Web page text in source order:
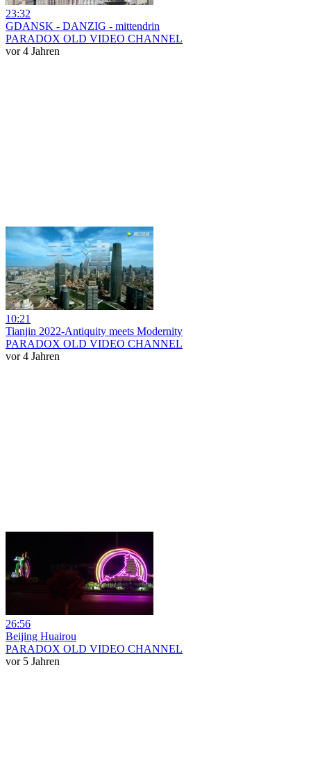
23:32
GDANSK - DANZIG - mittendrin
PARADOX OLD VIDEO CHANNEL
vor 4 Jahren
10:21
Tianjin 2022-Antiquity meets Modernity
PARADOX OLD VIDEO CHANNEL
vor 4 Jahren
26:56
Beijing Huairou
PARADOX OLD VIDEO CHANNEL
vor 5 Jahren